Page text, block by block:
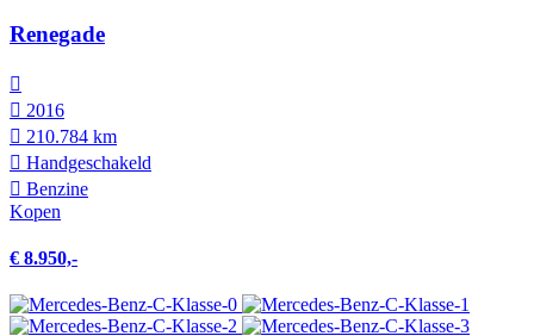
Renegade
2016
210.784 km
Hand­geschakeld
Benzine
Kopen
€ 8.950,-